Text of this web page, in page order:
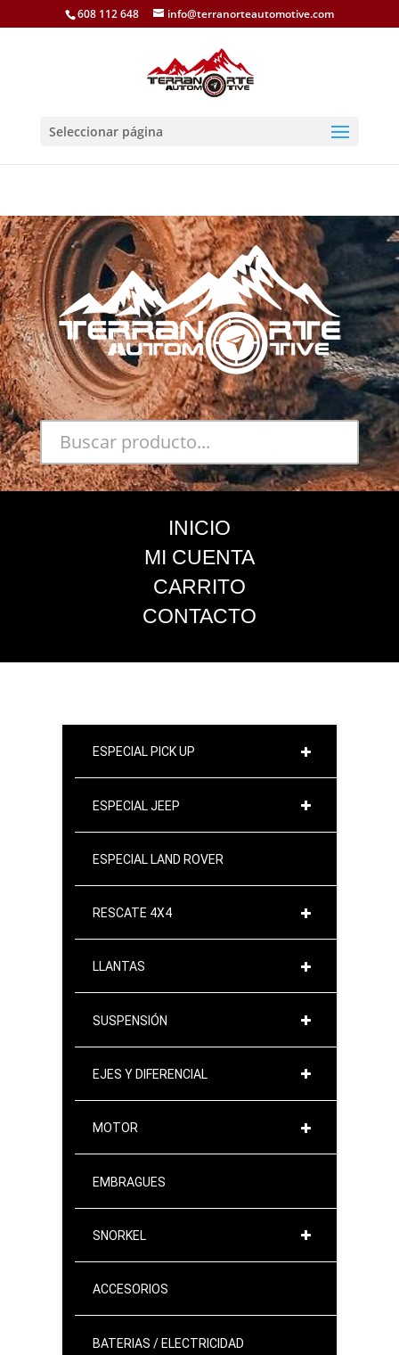
608 112 648 info@terranorteautomotive.com
Seleccionar página
INICIO
MI CUENTA
CARRITO
CONTACTO
ESPECIAL PICK UP
ESPECIAL JEEP
ESPECIAL LAND ROVER
RESCATE 4X4
LLANTAS
SUSPENSIÓN
EJES Y DIFERENCIAL
MOTOR
EMBRAGUES
SNORKEL
ACCESORIOS
BATERIAS / ELECTRICIDAD